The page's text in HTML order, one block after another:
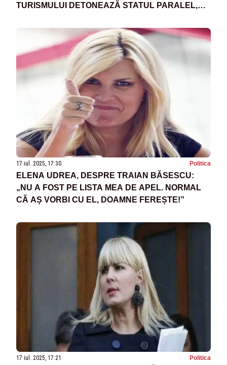
TURISMULUI DETONEAZĂ STATUL PARALEL,
17 iul. 2025, 17:30 Politica
ELENA UDREA, DESPRE TRAIAN BĂSESCU:
„NU A FOST PE LISTA MEA DE APEL. NORMAL
CĂ AȘ VORBI CU EL, DOAMNE FEREȘTE!”
17 iul. 2025, 17:21 Politica